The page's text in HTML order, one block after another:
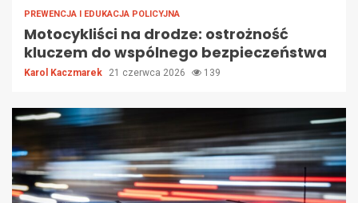
PREWENCJA I EDUKACJA POLICYJNA
Motocykliści na drodze: ostrożność
kluczem do wspólnego bezpieczeństwa
Karol Kaczmarek 21 czerwca 2026 139